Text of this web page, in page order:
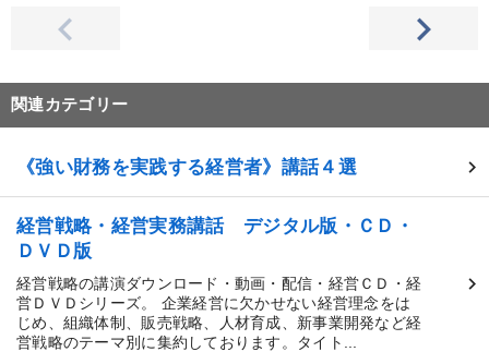
関連カテゴリー
《強い財務を実践する経営者》講話４選
経営戦略・経営実務講話 デジタル版・ＣＤ・
ＤＶＤ版
経営戦略の講演ダウンロード・動画・配信・経営ＣＤ・経
営ＤＶＤシリーズ。 企業経営に欠かせない経営理念をは
じめ、組織体制、販売戦略、人材育成、新事業開発など経
営戦略のテーマ別に集約しております。タイト...